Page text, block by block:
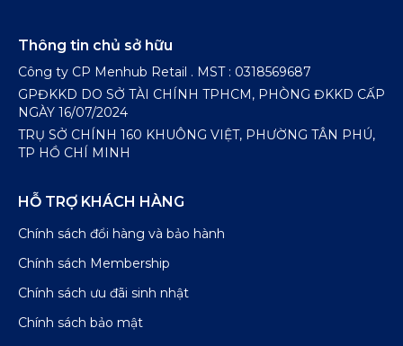
Thông tin chủ sở hữu
Công ty CP Menhub Retail . MST : 0318569687
GPĐKKD DO SỞ TÀI CHÍNH TPHCM, PHÒNG ĐKKD CẤP
NGÀY 16/07/2024
TRỤ SỞ CHÍNH 160 KHUÔNG VIỆT, PHƯỜNG TÂN PHÚ,
TP HỒ CHÍ MINH
HỖ TRỢ KHÁCH HÀNG
Chính sách đổi hàng và bảo hành
Chính sách Membership
Chính sách ưu đãi sinh nhật
Chính sách bảo mật